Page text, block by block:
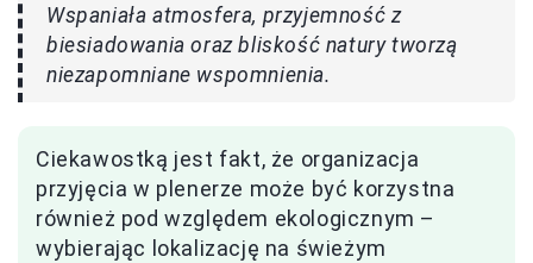
Wspaniała atmosfera, przyjemność z
biesiadowania oraz bliskość natury tworzą
niezapomniane wspomnienia.
Ciekawostką jest fakt, że organizacja
przyjęcia w plenerze może być korzystna
również pod względem ekologicznym –
wybierając lokalizację na świeżym